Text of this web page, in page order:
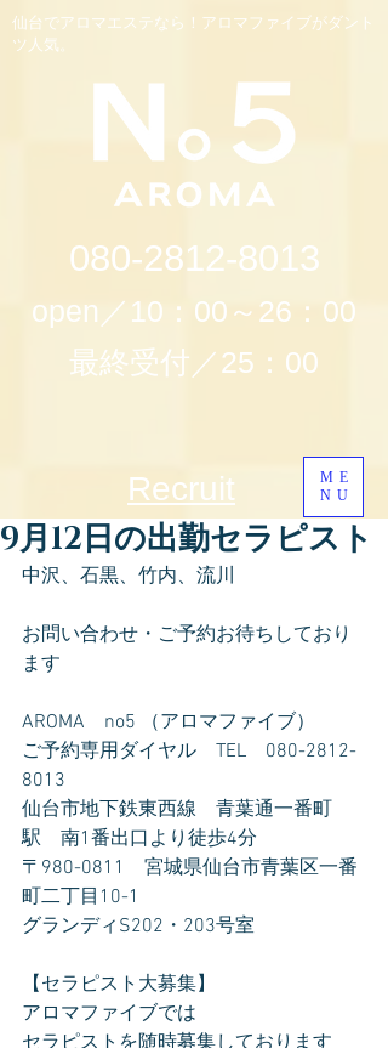
仙台でアロマエステなら！アロマファイブがダント
ツ人気。
080-2812-8013
open／10：00～26：00
最終受付／25：00
ME
NU
Recruit
9月12日の出勤セラピスト
中沢、石黒、竹内、流川
お問い合わせ・ご予約お待ちしており
ます
AROMA　no5 （アロマファイブ）
ご予約専用ダイヤル　TEL　080-2812-
8013
仙台市地下鉄東西線　青葉通一番町
駅　南1番出口より徒歩4分
〒980-0811　宮城県仙台市青葉区一番
町二丁目10-1
グランディS202・203号室
【セラピスト大募集】
アロマファイブでは
セラピストを随時募集しております